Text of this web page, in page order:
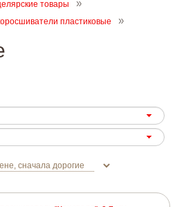
товары
пластиковые